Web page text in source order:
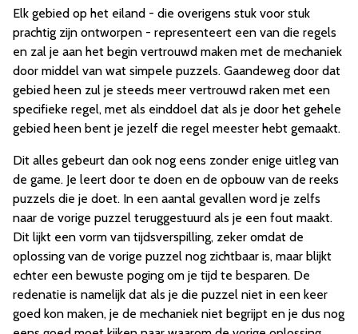
Elk gebied op het eiland - die overigens stuk voor stuk
prachtig zijn ontworpen - representeert een van die regels
en zal je aan het begin vertrouwd maken met de mechaniek
door middel van wat simpele puzzels. Gaandeweg door dat
gebied heen zul je steeds meer vertrouwd raken met een
specifieke regel, met als einddoel dat als je door het gehele
gebied heen bent je jezelf die regel meester hebt gemaakt.
Dit alles gebeurt dan ook nog eens zonder enige uitleg van
de game. Je leert door te doen en de opbouw van de reeks
puzzels die je doet. In een aantal gevallen word je zelfs
naar de vorige puzzel teruggestuurd als je een fout maakt.
Dit lijkt een vorm van tijdsverspilling, zeker omdat de
oplossing van de vorige puzzel nog zichtbaar is, maar blijkt
echter een bewuste poging om je tijd te besparen. De
redenatie is namelijk dat als je die puzzel niet in een keer
goed kon maken, je de mechaniek niet begrijpt en je dus nog